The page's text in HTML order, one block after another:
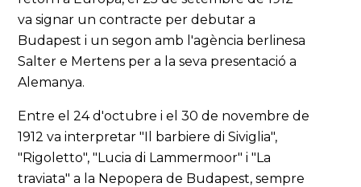
va signar un contracte per debutar a
Budapest i un segon amb l'agència berlinesa
Salter e Mertens per a la seva presentació a
Alemanya.
Entre el 24 d'octubre i el 30 de novembre de
1912 va interpretar "Il barbiere di Siviglia",
"Rigoletto", "Lucia di Lammermoor" i "La
traviata" a la Nepopera de Budapest, sempre